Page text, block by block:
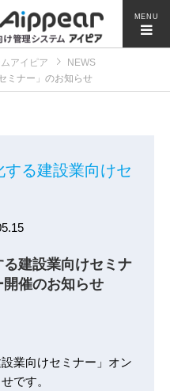
MENU
アイピア
NEWS
ミナー」のお知らせ
する建設業向けセ
る建設業向けセミナ
催のお知らせ
業向けセミナー」オン
です。